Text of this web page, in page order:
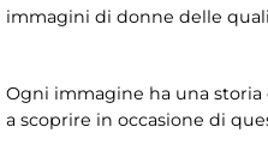
immagini di donne delle
Ogni immagine ha una
a scoprire in occasione di